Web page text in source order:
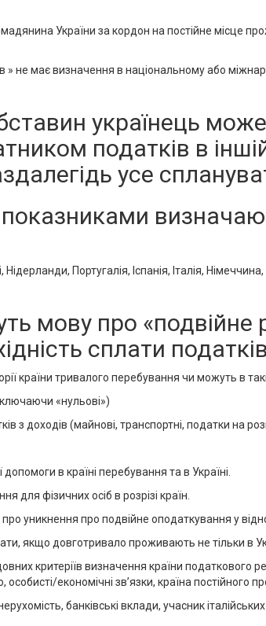
України за кордон на постійне місце
» не має визначення в національному або
українець
податків в
усе
Нідерланди, Португалія, Іспанія, Італія,
мову про «подвійне
сплати
країни тривалого перебування чи можуть в
«нульові»)
з доходів (майнові, транспортні, податки на
в країні перебування та в Україні.
для фізичних осіб в розрізі країн.
уникнення про подвійне оподаткування у
якщо довготривало проживають не тільки в
критеріїв визначення країни податкового
економічні зв’язки, країна постійного
банківські вклади, учасник